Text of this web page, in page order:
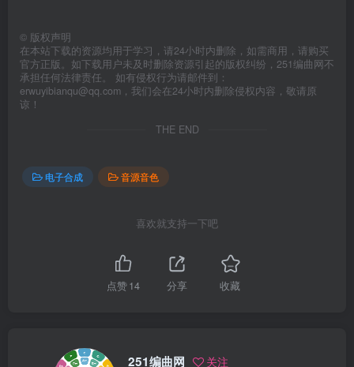
© 版权声明
在本站下载的资源均用于学习，请24小时内删除，如需商用，请购买
官方正版。如下载用户未及时删除资源引起的版权纠纷，251编曲网不
承担任何法律责任。 如有侵权行为请邮件到：
erwuyibianqu@qq.com，我们会在24小时内删除侵权内容，敬请原
谅！
THE END
电子合成 音源音色
喜欢就支持一下吧
点赞14 分享 收藏
251编曲网 关注